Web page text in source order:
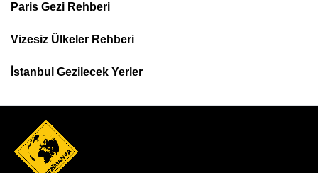
Top
Menu
Paris Gezi Rehberi
Vizesiz Ülkeler Rehberi
İstanbul Gezilecek Yerler